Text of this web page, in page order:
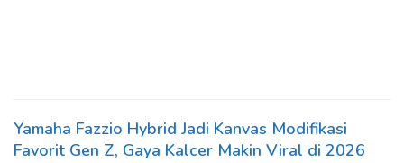
Yamaha Fazzio Hybrid Jadi Kanvas Modifikasi
Favorit Gen Z, Gaya Kalcer Makin Viral di 2026